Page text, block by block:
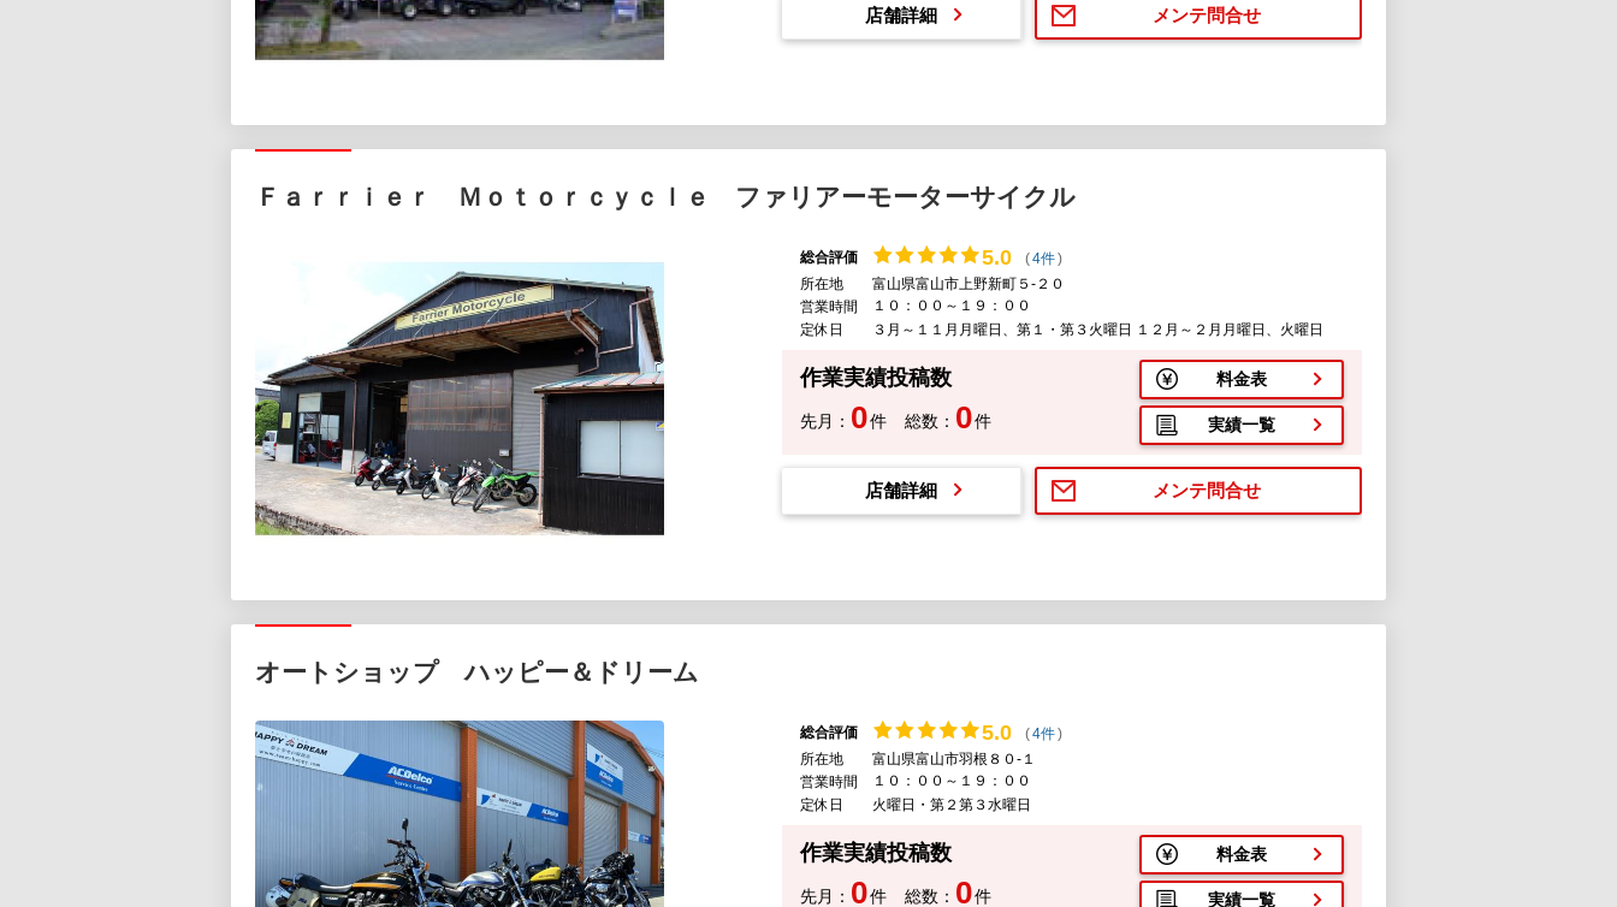
メンテ問合せ
店舗詳細
Ｆａｒｒｉｅｒ Ｍｏｔｏｒｃｙｃｌｅ ファリアーモーターサイクル
総合評価 5.0 (4件)
所在地
富山県富山市上野新町５-２０
営業時間
１０：００～１９：００
定休日
３月～１１月月曜日、第１・第３火曜日 １２月～２月月曜日、火曜日
作業実績投稿数
先月： 0件 総数： 0件
料金表
実績一覧
メンテ問合せ
店舗詳細
オートショップ ハッピー＆ドリーム
総合評価 5.0 (4件)
所在地
富山県富山市羽根８０-１
営業時間
１０：００～１９：００
定休日
火曜日・第２第３水曜日
作業実績投稿数
先月： 0件 総数： 0件
料金表
実績一覧